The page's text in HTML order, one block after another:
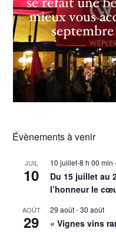
Évènements à venir
JUIL
10
10 juillet-8 h 00 min
Du 15 juillet au
l’honneur le
AOÛT
29
29 août-30 août
« Vignes vins